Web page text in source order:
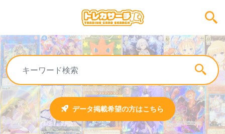
データ掲載希望の方はこちら